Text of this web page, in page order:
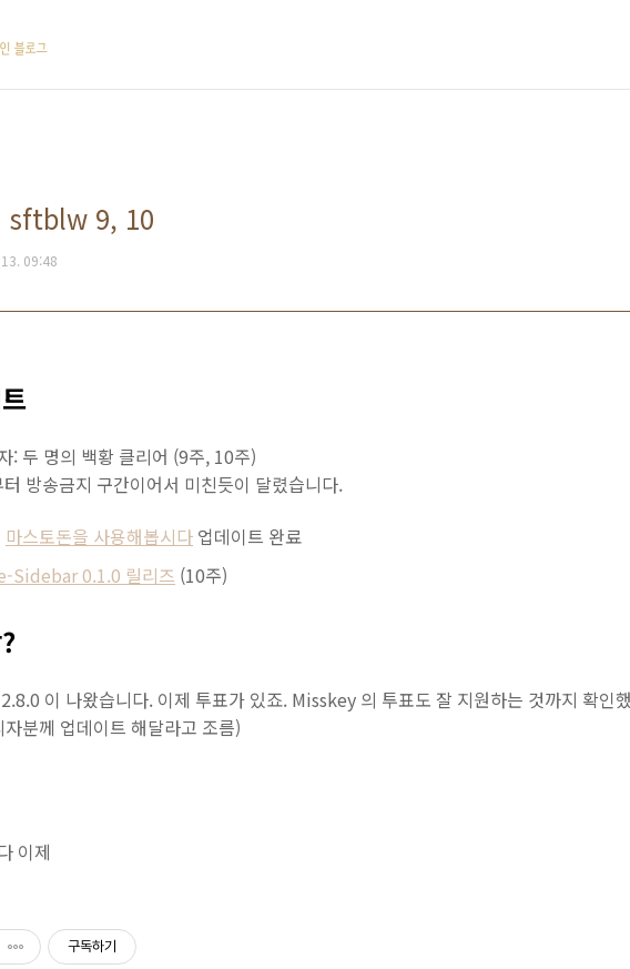
sftblw 9, 10
09:48
: 두 명의 백황 클리어 (9주, 10주)
방송금지 구간이어서 미친듯이 달렸습니다.
마스토돈을 사용해봅시다 업데이트 완료
Sidebar 0.1.0 릴리즈 (10주)
이 나왔습니다. 이제 투표가 있죠. Misskey 의 투표도 잘 지원하는 것까지 확인
분께 업데이트 해달라고 조름)
이제
구독하기